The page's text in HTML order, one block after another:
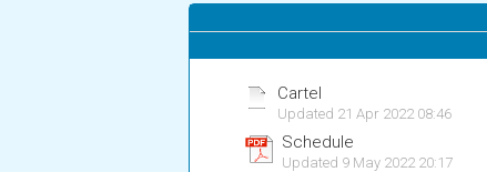
Cartel
Updated 21 Apr 2022 08:46
Schedule
Updated 9 May 2022 20:17